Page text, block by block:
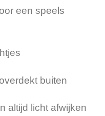
een speels
buiten
altijd licht afwijken